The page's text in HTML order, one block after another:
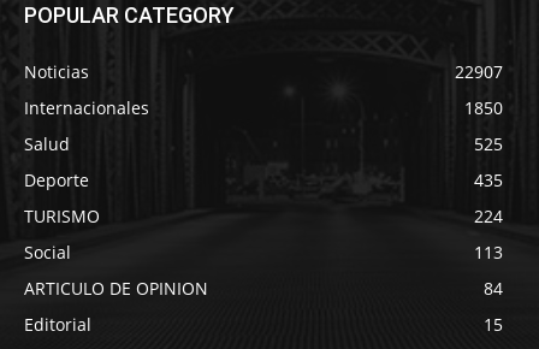
POPULAR CATEGORY
Noticias
22907
Internacionales
1850
Salud
525
Deporte
435
TURISMO
224
Social
113
ARTICULO DE OPINION
84
Editorial
15